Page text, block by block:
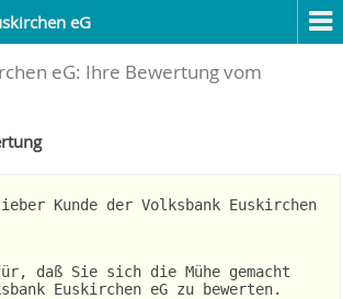
eG
eG: Ihre Bewertung vom
Kunde der Volksbank Euskirchen
daß Sie sich die Mühe gemacht
Euskirchen eG zu bewerten.